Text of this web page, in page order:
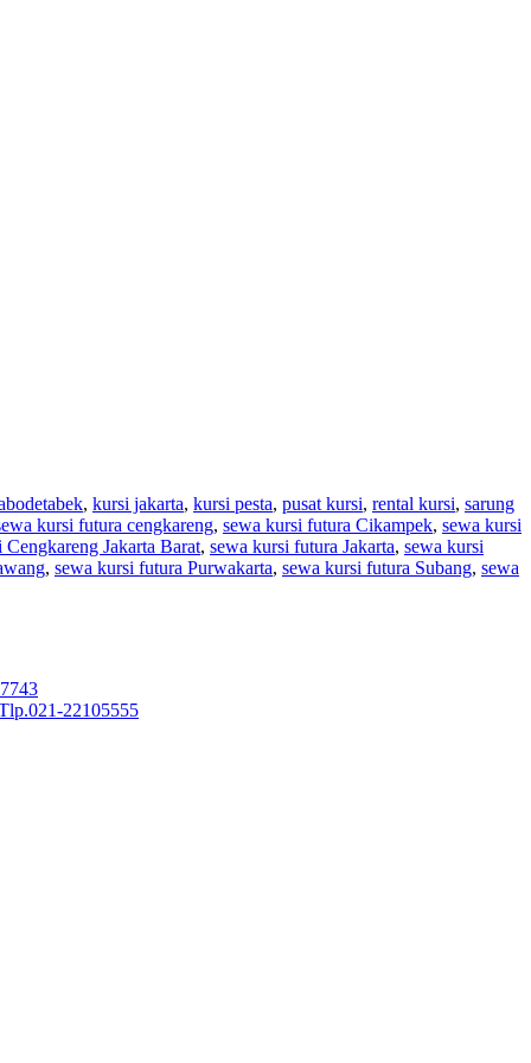
, kursi jakarta, kursi pesta, pusat kursi, rental kursi, sarung
kursi futura cengkareng, sewa kursi futura Cikampek, sewa kursi
Jakarta Barat, sewa kursi futura Jakarta, sewa kursi
, sewa kursi futura Purwakarta, sewa kursi futura Subang, sewa
22105555